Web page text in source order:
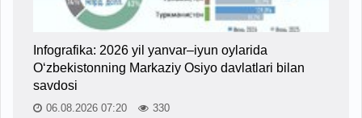
Infografika: 2026 yil yanvar–iyun oylarida
O‘zbekistonning Markaziy Osiyo davlatlari bilan
savdosi
06.08.2026 07:20 330